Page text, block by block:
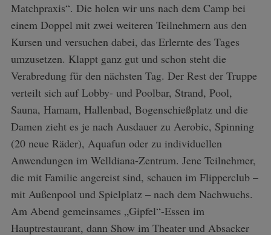
Matchpraxis“. Die holen wir uns nach dem Camp bei
einem Doppel mit zwei weiteren Teilnehmern aus den
Kursen und versuchen dabei, das Erlernte des Tages
umzusetzen. Klappt ganz gut und schon steht die
Verabredung für den nächsten Tag. Der Rest der Truppe
verteilt sich auf Lobby- und Poolbar, Strand, Pool,
Sauna, Hamam, Hallenbad, Bogenschießplatz und die
Damen zieht es je nach Ausdauer zu Aerobic, Spinning
(20 neue Räder), Aquafun oder zu individuellen
Anwendungen im Welldiana-Zentrum. Jene Teilnehmer,
die mit Familie angereist sind, schauen im Flipperclub –
mit Außenpool und Spielplatz – nach dem Nachwuchs.
Am Abend gemeinsames „Gipfel“-Essen im
Hauptrestaurant, dann Show im Theater und Absacker